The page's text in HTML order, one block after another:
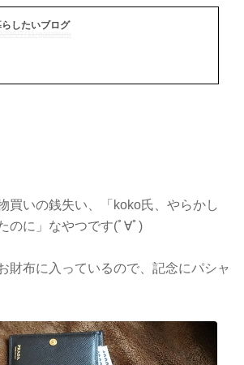
したいブログ
買いの銭失い、「koko氏、やらかし
のに」なやつです(ﾟ∀ﾟ)
財布に入っているので、記念にパシャ